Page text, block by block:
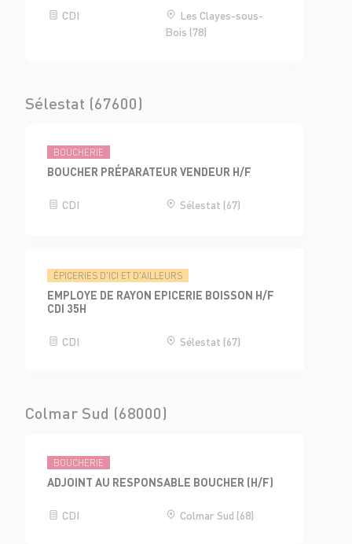
CDI
Les Clayes-sous-
Bois (78)
Sélestat (67600)
BOUCHERIE
BOUCHER PRÉPARATEUR VENDEUR H/F
CDI Sélestat (67)
ÉPICERIES D'ICI ET D'AILLEURS
EMPLOYE DE RAYON EPICERIE BOISSON H/F
CDI 35H
CDI Sélestat (67)
Colmar Sud (68000)
BOUCHERIE
ADJOINT AU RESPONSABLE BOUCHER (H/F)
CDI Colmar Sud (68)